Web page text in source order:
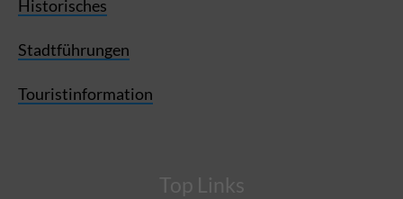
Historisches
Stadtführungen
Touristinformation
Top Links